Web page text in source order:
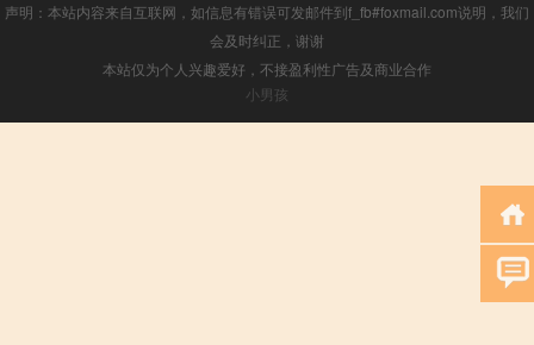
声明：本站内容来自互联网，如信息有错误可发邮件到f_fb#foxmail.com说明，我们
会及时纠正，谢谢
本站仅为个人兴趣爱好，不接盈利性广告及商业合作
小男孩